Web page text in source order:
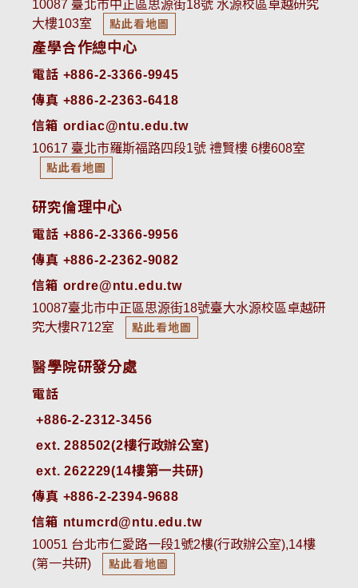
10087 臺北市中正區思源街18號 水源校區卓越研究
大樓103室
點此看地圖
產學合作總中心
電話 +886-2-3366-9945
傳真 +886-2-2363-6418
信箱 ordiac@ntu.edu.tw
10617 臺北市羅斯福路四段1號 禮賢樓 6樓608室
點此看地圖
研究倫理中心
電話 +886-2-3366-9956
傳真 +886-2-2362-9082
信箱 ordre@ntu.edu.tw
10087臺北市中正區思源街18號臺大水源校區卓越研
究大樓R712室
點此看地圖
醫學院研發分處
電話
ext. 288502(2樓行政辦公室)
ext. 262229(14樓第一共研)
傳真 +886-2-2394-9688
信箱 ntumcrd@ntu.edu.tw
10051 台北市仁愛路一段1號2樓(行政辦公室),14樓
(第一共研)
點此看地圖